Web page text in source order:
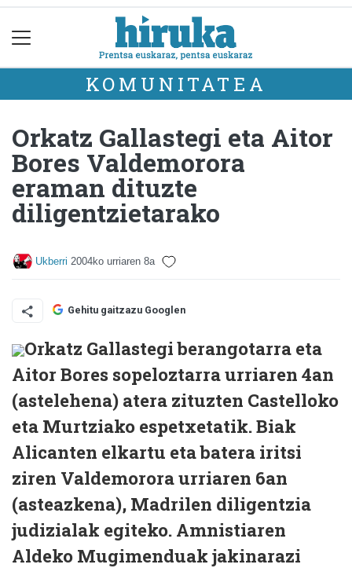
KOMUNITATEA
Orkatz Gallastegi eta Aitor
Bores Valdemorora
eraman dituzte
diligentzietarako
Ukberri 2004ko urriaren 8a
Gehitu gaitzazu Googlen
Orkatz Gallastegi berangotarra eta
Aitor Bores sopeloztarra urriaren 4an
(astelehena) atera zituzten Castelloko
eta Murtziako espetxetatik. Biak
Alicanten elkartu eta batera iritsi
ziren Valdemorora urriaren 6an
(asteazkena), Madrilen diligentzia
judizialak egiteko. Amnistiaren
Aldeko Mugimenduak jakinarazi